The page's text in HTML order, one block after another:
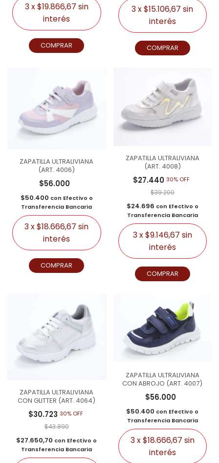
3x$19.866,67 sin
interés
COMPRAR
3x$15.106,67 sin
interés
COMPRAR
ZAPATILLA ULTRALIVIANA
(ART. 4006)
$56.000
$50.400 con Efectivo o
Transferencia Bancaria
3x$18.666,67 sin
interés
COMPRAR
ZAPATILLA ULTRALIVIANA
(ART. 4008)
$27.44030% OFF
$39.200
$24.696 con Efectivo o
Transferencia Bancaria
3x$9.146,67 sin
interés
COMPRAR
ZAPATILLA ULTRALIVIANA
CON GLITTER (ART. 4064)
$30.723 30% OFF
$43.890
$27.650,70 con Efectivo o
Transferencia Bancaria
ZAPATILLA ULTRALIVIANA
CON ABROJO (ART. 4007)
$56.000
$50.400 con Efectivo o
Transferencia Bancaria
3x$18.666,67 sin
interés